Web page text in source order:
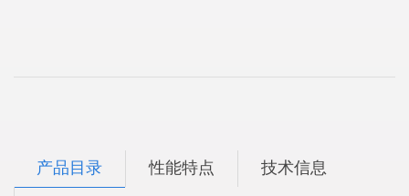
产品目录 性能特点 技术信息